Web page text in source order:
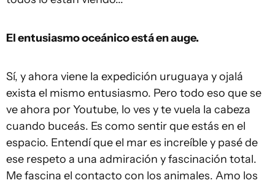
El entusiasmo oceánico está en auge.
Sí, y ahora viene la expedición uruguaya y ojalá
exista el mismo entusiasmo. Pero todo eso que se
ve ahora por Youtube, lo ves y te vuela la cabeza
cuando buceás. Es como sentir que estás en el
espacio. Entendí que el mar es increíble y pasé de
ese respeto a una admiración y fascinación total.
Me fascina el contacto con los animales. Amo los